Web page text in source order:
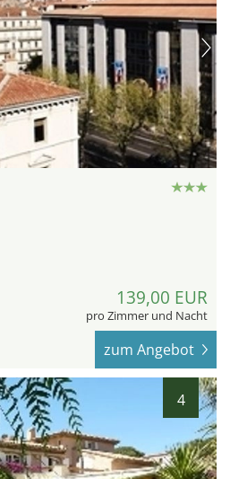
139,00 EUR
pro Zimmer und Nacht
zum Angebot
4